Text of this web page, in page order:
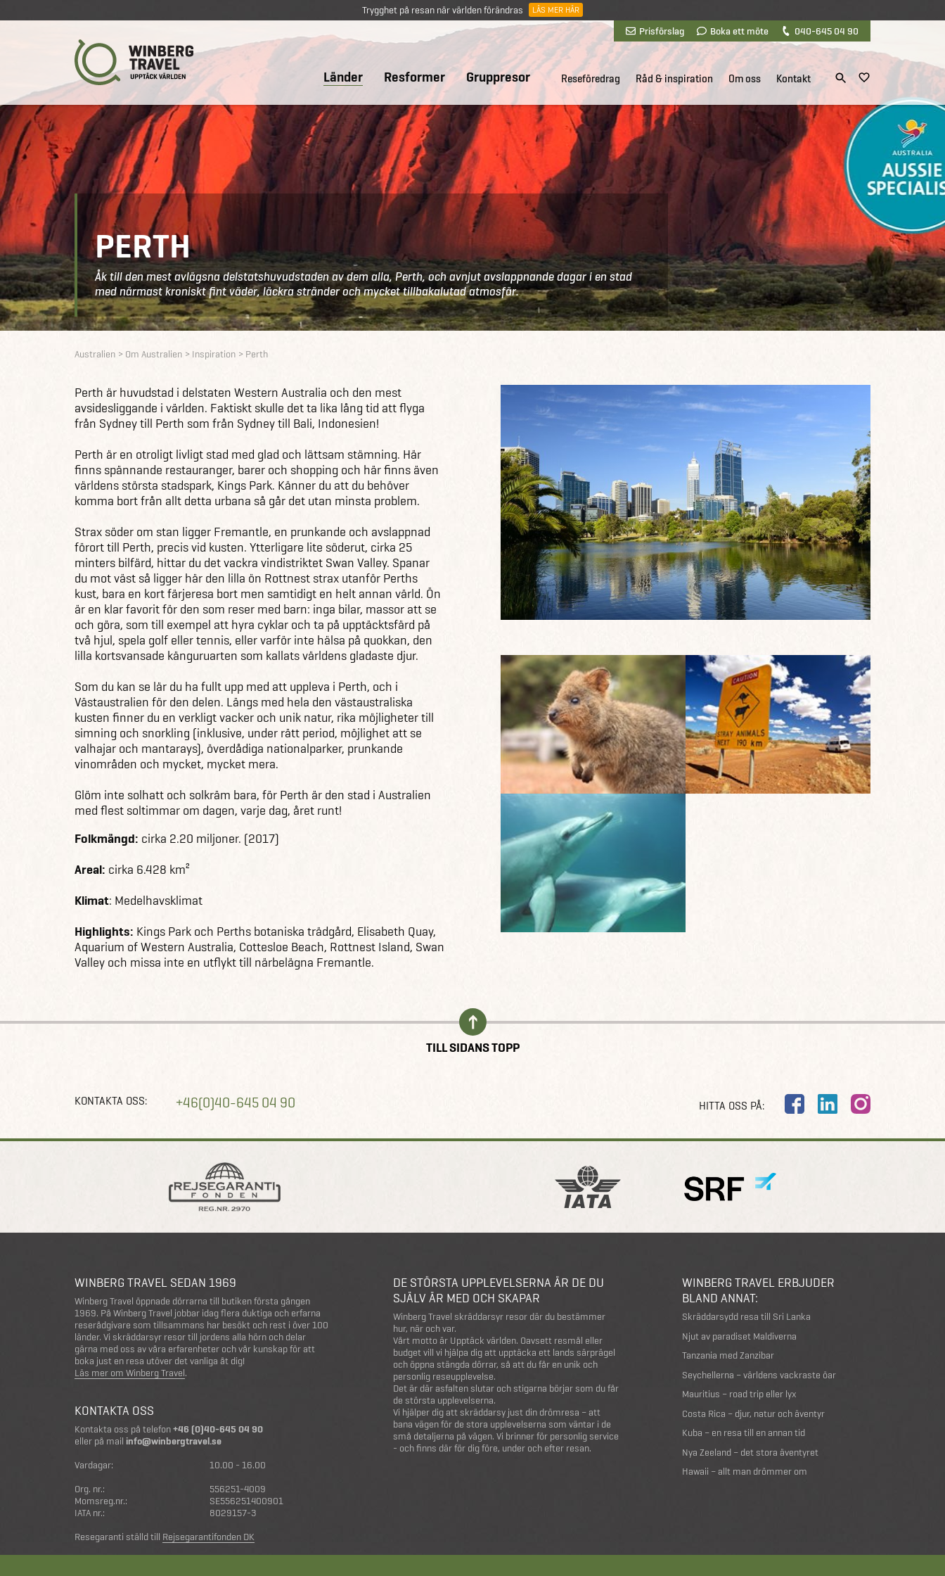
Trygghet på resan när världen förändras LÄS MER HÄR
Prisförslag Boka ett möte 040-645 04 90
Länder Resformer Gruppresor Reseföredrag Råd & inspiration Om oss Kontakt
PERTH
Åk till den mest avlägsna delstatshuvudstaden av dem alla, Perth, och avnjut avslappnande dagar i en stad
med närmast kroniskt fint väder, läckra stränder och mycket tillbakalutad atmosfär.
Australien Om Australien Inspiration Perth
Perth är huvudstad i delstaten Western Australia och den mest
avsidesliggande i världen. Faktiskt skulle det ta lika lång tid att flyga
från Sydney till Perth som från Sydney till Bali, Indonesien!
Perth är en otroligt livligt stad med glad och lättsam stämning. Här
finns spännande restauranger, barer och shopping och här finns även
världens största stadspark, Kings Park. Känner du att du behöver
komma bort från allt detta urbana så går det utan minsta problem.
Strax söder om stan ligger Fremantle, en prunkande och avslappnad
förort till Perth, precis vid kusten. Ytterligare lite söderut, cirka 25
minters bilfärd, hittar du det vackra vindistriktet Swan Valley. Spanar
du mot väst så ligger här den lilla ön Rottnest strax utanför Perths
kust, bara en kort färjeresa bort men samtidigt en helt annan värld. Ön
är en klar favorit för den som reser med barn: inga bilar, massor att se
och göra, som till exempel att hyra cyklar och ta på upptäcktsfärd på
två hjul, spela golf eller tennis, eller varför inte hälsa på quokkan, den
lilla kortsvansade känguruarten som kallats världens gladaste djur.
Som du kan se lär du ha fullt upp med att uppleva i Perth, och i
Västaustralien för den delen. Längs med hela den västaustraliska
kusten finner du en verkligt vacker och unik natur, rika möjligheter till
simning och snorkling (inklusive, under rätt period, möjlighet att se
valhajar och mantarays), överdådiga nationalparker, prunkande
vinområden och mycket, mycket mera.
Glöm inte solhatt och solkräm bara, för Perth är den stad i Australien
med flest soltimmar om dagen, varje dag, året runt!
Folkmängd: cirka 2.20 miljoner. (2017)
Areal: cirka 6.428 km²
Klimat: Medelhavsklimat
Highlights: Kings Park och Perths botaniska trädgård, Elisabeth Quay,
Aquarium of Western Australia, Cottesloe Beach, Rottnest Island, Swan
Valley och missa inte en utflykt till närbelägna Fremantle.
TILL SIDANS TOPP
KONTAKTA OSS: +46(0)40-645 04 90 HITTA OSS PÅ:
WINBERG TRAVEL SEDAN 1969
Winberg Travel öppnade dörrarna till butiken första gången
1969. På Winberg Travel jobbar idag flera duktiga och erfarna
reserådgivare som tillsammans har besökt och rest i över 100
länder. Vi skräddarsyr resor till jordens alla hörn och delar
gärna med oss av våra erfarenheter och vår kunskap för att
boka just en resa utöver det vanliga åt dig!
Läs mer om Winberg Travel.
KONTAKTA OSS
Kontakta oss på telefon+46 (0)40-645 04 90
eller på mail info@winbergtravel.se
Vardagar:
10.00 - 16.00
Org. nr.:
556251-4009
Momsreg.nr.:
SE556251400901
IATA nr.:
8029157-3
Resegaranti ställd till Rejsegarantifonden DK
DE STÖRSTA UPPLEVELSERNA ÄR DE DU
SJÄLV ÄR MED OCH SKAPAR
Winberg Travel skräddarsyr resor där du bestämmer
hur, när och var.
Vårt motto är Upptäck världen. Oavsett resmål eller
budget vill vi hjälpa dig att upptäcka ett lands särprägel
och öppna stängda dörrar, så att du får en unik och
personlig reseupplevelse.
Det är där asfalten slutar och stigarna börjar som du får
de största upplevelserna.
Vi hjälper dig att skräddarsy just din drömresa – att
bana vägen för de stora upplevelserna som väntar i de
små detaljerna på vägen. Vi brinner för personlig service
- och finns där för dig före, under och efter resan.
WINBERG TRAVEL ERBJUDER
BLAND ANNAT:
Skräddarsydd resa till Sri Lanka
Njut av paradiset Maldiverna
Tanzania med Zanzibar
Seychellerna – världens vackraste öar
Mauritius – road trip eller lyx
Costa Rica – djur, natur och äventyr
Kuba – en resa till en annan tid
Nya Zeeland – det stora äventyret
Hawaii – allt man drömmer om